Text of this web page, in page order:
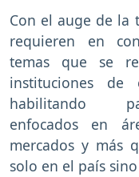
Con el auge de la
requieren en
temas que se
instituciones de
habilitando
enfocados en
mercados y más
solo en el país